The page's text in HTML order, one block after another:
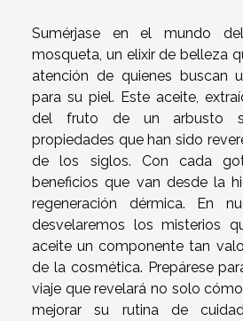
Sumérjase en el mundo
mosqueta, un elixir de belleza
atención de quienes buscan
para su piel. Este aceite,
del fruto de un arbusto
propiedades que han sido
de los siglos. Con cada
beneficios que van desde la
regeneración dérmica. En
desvelaremos los misterios
aceite un componente tan
de la cosmética. Prepárese
viaje que revelará no solo
mejorar su rutina de